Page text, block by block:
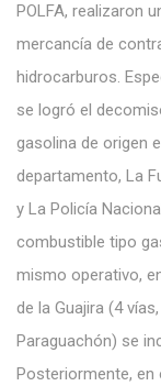
POLFA, realizaron
mercancía de
hidrocarburos.
se logró el
gasolina de origen
departamento, La
y La Policía
combustible tipo
mismo operativo,
de la Guajira (4
Paraguachón) se
Posteriormente, en